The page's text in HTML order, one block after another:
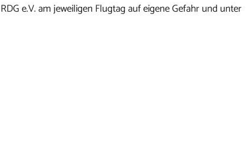
e.V. am jeweiligen Flugtag auf eigene Gefahr und unter